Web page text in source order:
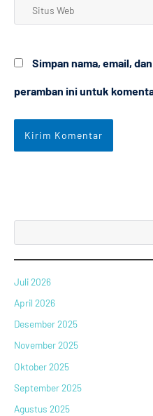
Situs
Simpan nama, email,
peramban ini untuk
Juli 2026
April 2026
Desember 2025
November 2025
Oktober 2025
September 2025
Agustus 2025